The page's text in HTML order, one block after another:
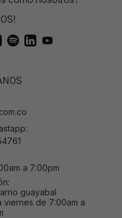
a 7:00pm
guayabal
viernes de 7:00am a